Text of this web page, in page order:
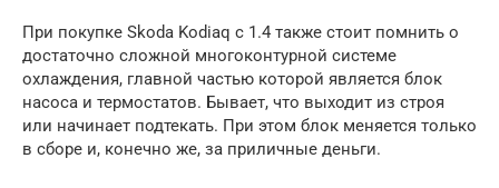
При покупке Skoda Kodiaq с 1.4 также стоит помнить о
достаточно сложной многоконтурной системе
охлаждения, главной частью которой является блок
насоса и термостатов. Бывает, что выходит из строя
или начинает подтекать. При этом блок меняется только
в сборе и, конечно же, за приличные деньги.